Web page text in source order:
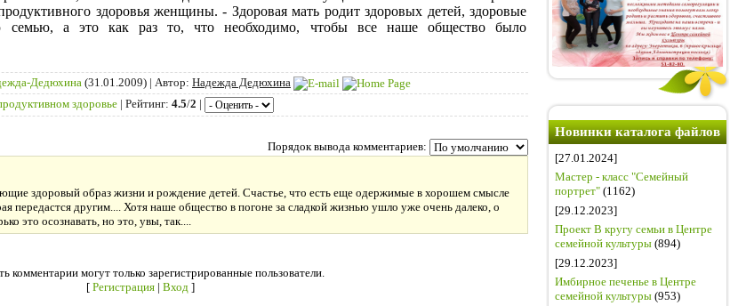
здоровья женщины. - Здоровая мать родит здоровых детей, здоровые
семью, а это как раз то, что необходимо, чтобы все наше общество было
Дедюхина (31.01.2009) | Автор: Надежда Дедюхина
здоровье | Рейтинг: 4.5/2 |
Порядок вывода комментариев:
здоровый образ жизни и рождение детей. Счастье, что есть еще одержимые в хорошем смысле
передастся другим.... Хотя наше общество в погоне за сладкой жизнью ушло уже очень далеко, о
это осознавать, но это, увы, так....
комментарии могут только зарегистрированные пользователи.
[ Регистрация | Вход ]
Новинки каталога файлов
[27.01.2024]
Мастер - класс "Семейный
портрет" (1162)
[29.12.2023]
Проект В кругу семьи в Центре
семейной культуры (894)
[29.12.2023]
Имбирное печенье в Центре
семейной культуры (953)